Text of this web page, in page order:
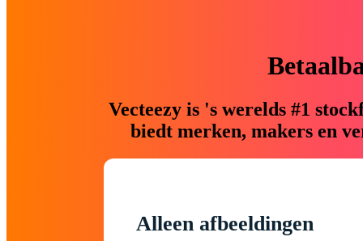
Vecteezy is 's werelds #1
biedt merken, makers en
Alleen afbeeldingen